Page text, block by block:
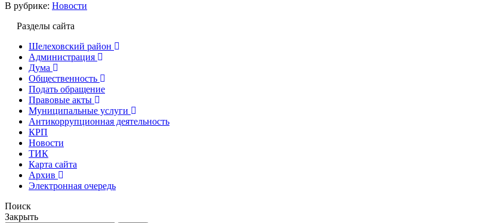
В рубрике: Новости
Разделы сайта
Шелеховский район
Администрация
Дума
Общественность
Подать обращение
Правовые акты
Муниципальные услуги
Антикоррупционная деятельность
КРП
Новости
ТИК
Карта сайта
Архив
Электронная очередь
Поиск
Закрыть